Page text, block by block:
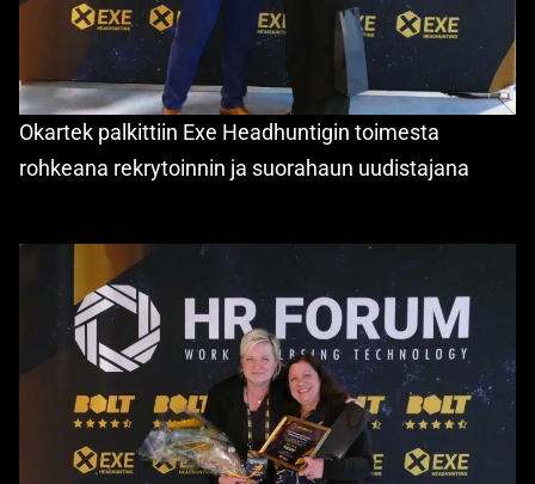
Okartek palkittiin Exe Headhuntigin toimesta
rohkeana rekrytoinnin ja suorahaun uudistajana